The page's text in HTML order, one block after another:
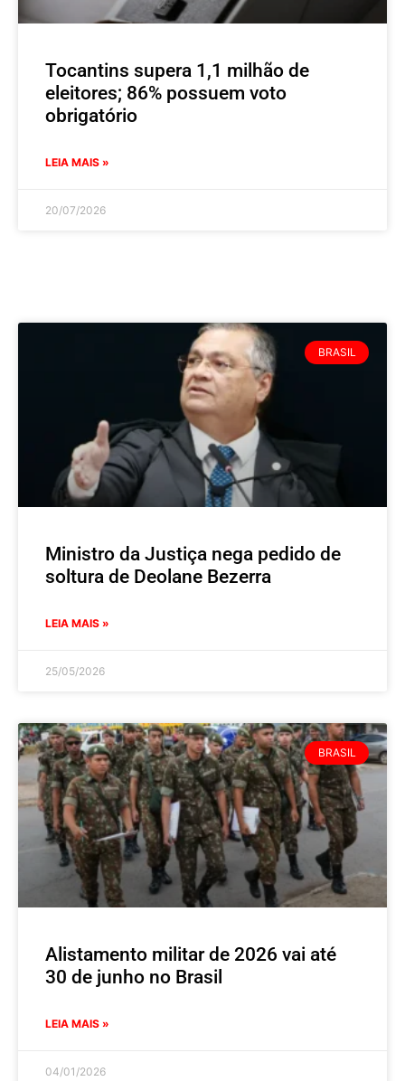
Tocantins supera 1,1 milhão de
eleitores; 86% possuem voto
obrigatório
LEIA MAIS »
20/07/2026
BRASIL
Ministro da Justiça nega pedido de
soltura de Deolane Bezerra
LEIA MAIS »
25/05/2026
BRASIL
Alistamento militar de 2026 vai até
30 de junho no Brasil
LEIA MAIS »
04/01/2026